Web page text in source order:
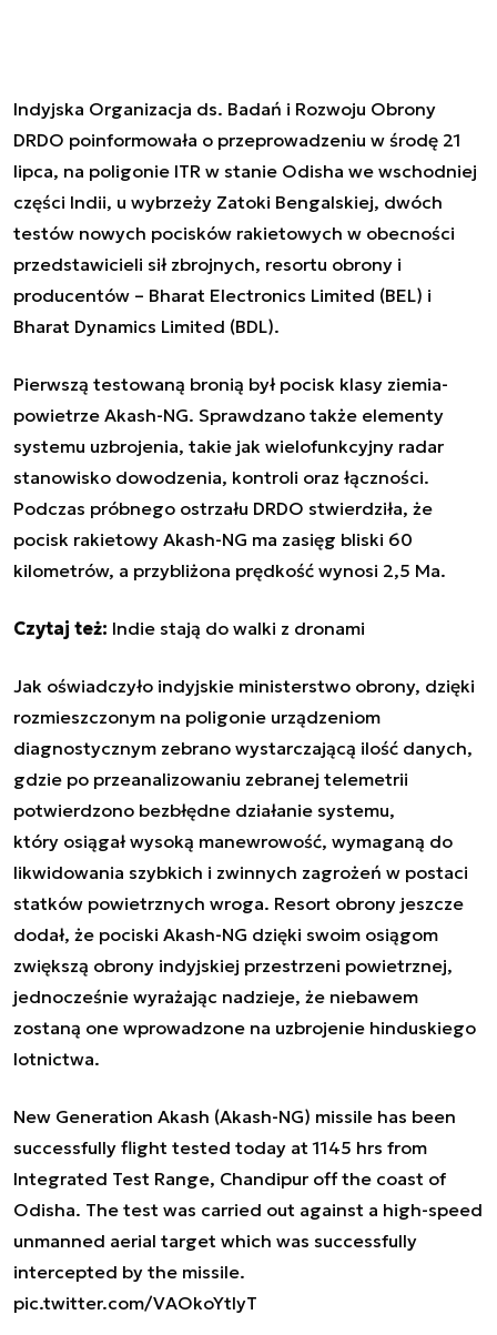
Indyjska Organizacja ds. Badań i Rozwoju Obrony
DRDO poinformowała o przeprowadzeniu w środę 21
lipca, na poligonie ITR w stanie Odisha we wschodniej
części Indii, u wybrzeży Zatoki Bengalskiej, dwóch
testów nowych pocisków rakietowych w obecności
przedstawicieli sił zbrojnych, resortu obrony i
producentów – Bharat Electronics Limited (BEL) i
Bharat Dynamics Limited (BDL).
Pierwszą testowaną bronią był pocisk klasy ziemia-
powietrze Akash-NG. Sprawdzano także elementy
systemu uzbrojenia, takie jak wielofunkcyjny radar
stanowisko dowodzenia, kontroli oraz łączności.
Podczas próbnego ostrzału DRDO stwierdziła, że
pocisk rakietowy Akash-NG ma zasięg bliski 60
kilometrów, a przybliżona prędkość wynosi 2,5 Ma.
Czytaj też: Indie stają do walki z dronami
Jak oświadczyło indyjskie ministerstwo obrony, dzięki
rozmieszczonym na poligonie urządzeniom
diagnostycznym zebrano wystarczającą ilość danych,
gdzie po przeanalizowaniu zebranej telemetrii
potwierdzono bezbłędne działanie systemu,
który osiągał wysoką manewrowość, wymaganą do
likwidowania szybkich i zwinnych zagrożeń w postaci
statków powietrznych wroga. Resort obrony jeszcze
dodał, że pociski Akash-NG dzięki swoim osiągom
zwiększą obrony indyjskiej przestrzeni powietrznej,
jednocześnie wyrażając nadzieje, że niebawem
zostaną one wprowadzone na uzbrojenie hinduskiego
lotnictwa.
New Generation Akash (Akash-NG) missile has been
successfully flight tested today at 1145 hrs from
Integrated Test Range, Chandipur off the coast of
Odisha. The test was carried out against a high-speed
unmanned aerial target which was successfully
intercepted by the missile.
pic.twitter.com/VAOkoYtIyT